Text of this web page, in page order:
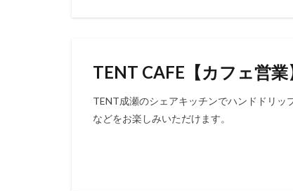
TENT CAFE【カフェ営業
TENT成瀬のシェアキッチンでハンドドリッ
などをお楽しみいただけます。